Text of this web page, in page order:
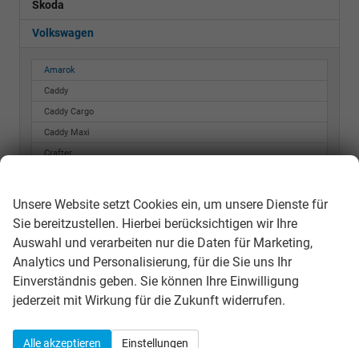
Skoda
Volkswagen
Amarok
Caddy
Caddy Cargo
Caddy Maxi
Crafter
ID. BUZZ
ID. Cross
ID. Polo
ID.3
Passat Variant
Unsere Website setzt Cookies ein, um unsere Dienste für
Sie bereitzustellen. Hierbei berücksichtigen wir Ihre
Auswahl und verarbeiten nur die Daten für Marketing,
Analytics und Personalisierung, für die Sie uns Ihr
Einverständnis geben. Sie können Ihre Einwilligung
jederzeit mit Wirkung für die Zukunft widerrufen.
Alle akzeptieren Einstellungen